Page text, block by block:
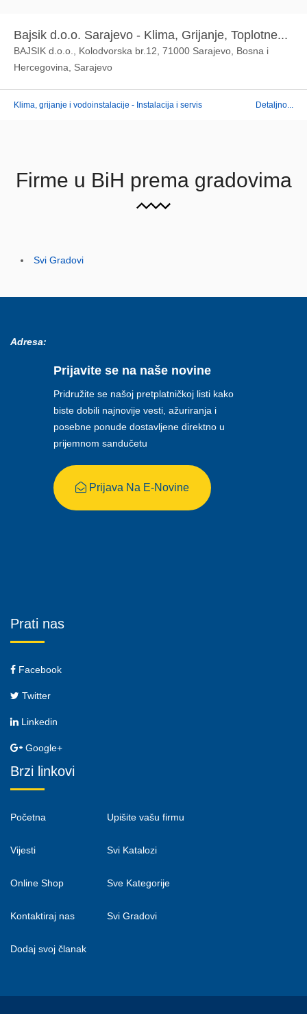
Bajsik d.o.o. Sarajevo - Klima, Grijanje, Toplotne...
BAJSIK d.o.o., Kolodvorska br.12, 71000 Sarajevo, Bosna i
Hercegovina, Sarajevo
Klima, grijanje i vodoinstalacije - Instalacija i servis Detaljno...
Firme u BiH prema gradovima
Svi Gradovi
Adresa:
Prijavite se na naše novine
Pridružite se našoj pretplatničkoj listi kako
biste dobili najnovije vesti, ažuriranja i
posebne ponude dostavljene direktno u
prijemnom sandučetu
Prijava Na E-Novine
Prati nas
Facebook
Twitter
Linkedin
Google+
Brzi linkovi
Početna
Vijesti
Online Shop
Kontaktiraj nas
Dodaj svoj članak
Upišite vašu firmu
Svi Katalozi
Sve Kategorije
Svi Gradovi